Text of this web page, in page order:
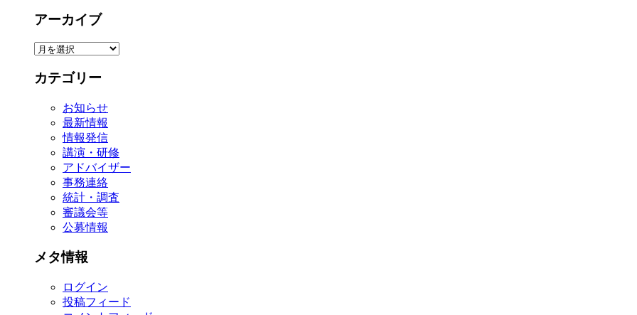
アーカイブ
ア
カ
カテゴリー
お知らせ
最新情報
情報発信
講演・研修
アドバイザー
事務連絡
統計・調査
審議会等
公募情報
メタ情報
ログイン
投稿フィード